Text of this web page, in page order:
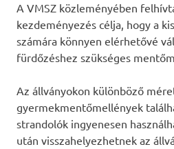
A VMSZ közleményében
kezdeményezés célja, hogy a
számára könnyen elérhetővé
fürdőzéshez szükséges
Az állványokon különböző
gyermekmentőmellények
strandolók ingyenesen
után visszahelyezhetnek az